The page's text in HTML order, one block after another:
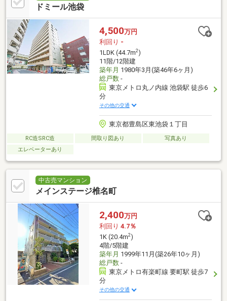
ドミール池袋
4,500万円
利回り -
1LDK (44.7m2)
11階/12階建
築年月 1980年3月(築46年6ヶ月)
総戸数-
東京メトロ丸ノ内線 池袋駅 徒歩6
分
その他の交通
東京都豊島区東池袋１丁目
RC造SRC造 間取り図あり
写真あり
エレベーターあり
中古売マンション
メインステージ椎名町
2,400万円
利回り 4.7％
1K (20.4m2)
4階/5階建
築年月 1999年11月(築26年10ヶ月)
総戸数-
東京メトロ有楽町線 要町駅 徒歩7
分
その他の交通